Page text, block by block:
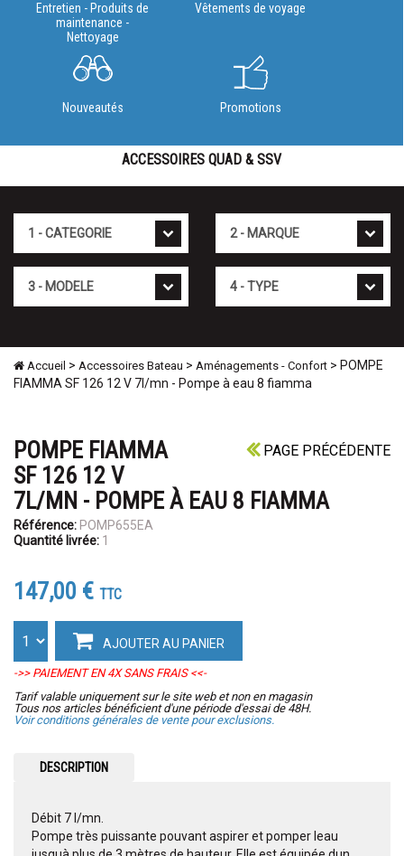
Entretien - Produits de
maintenance -
Nettoyage
Vêtements de voyage
Nouveautés Promotions
ACCESSOIRES QUAD & SSV
Accueil > Accessoires Bateau > Aménagements - Confort > POMPE
FIAMMA SF 126 12 V 7l/mn - Pompe à eau 8 fiamma
PAGE PRÉCÉDENTE
POMPE FIAMMA
SF 126 12 V
7L/MN - POMPE À EAU 8 FIAMMA
Référence: POMP655EA
Quantité livrée: 1
147,00 € TTC
AJOUTER AU PANIER
->> PAIEMENT EN 4X SANS FRAIS <<-
Tarif valable uniquement sur le site web et non en magasin
Tous nos articles bénéficient d'une période d'essai de 48H.
Voir conditions générales de vente pour exclusions.
DESCRIPTION
Débit 7 l/mn.
Pompe très puissante pouvant aspirer et pomper leau